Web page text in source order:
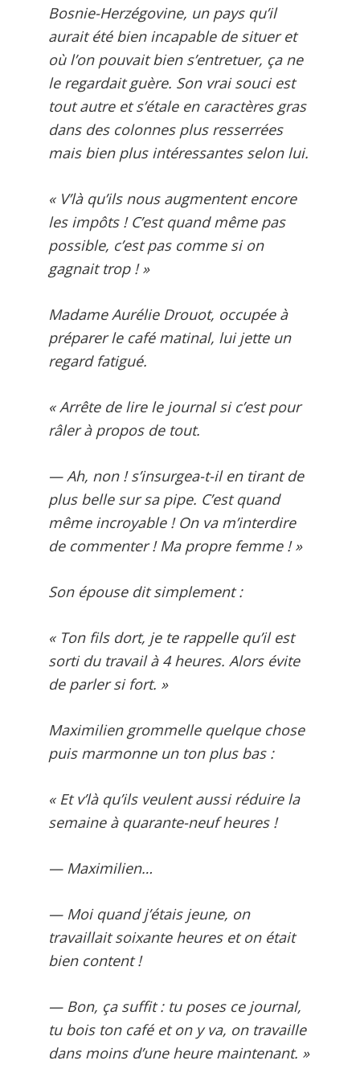
Bosnie-Herzégovine, un pays qu’il
aurait été bien incapable de situer et
où l’on pouvait bien s’entretuer, ça ne
le regardait guère. Son vrai souci est
tout autre et s’étale en caractères gras
dans des colonnes plus resserrées
mais bien plus intéressantes selon lui.
« V’là qu’ils nous augmentent encore
les impôts ! C’est quand même pas
possible, c’est pas comme si on
gagnait trop ! »
Madame Aurélie Drouot, occupée à
préparer le café matinal, lui jette un
regard fatigué.
« Arrête de lire le journal si c’est pour
râler à propos de tout.
— Ah, non ! s’insurgea-t-il en tirant de
plus belle sur sa pipe. C’est quand
même incroyable ! On va m’interdire
de commenter ! Ma propre femme ! »
Son épouse dit simplement :
« Ton fils dort, je te rappelle qu’il est
sorti du travail à 4 heures. Alors évite
de parler si fort. »
Maximilien grommelle quelque chose
puis marmonne un ton plus bas :
« Et v’là qu’ils veulent aussi réduire la
semaine à quarante-neuf heures !
— Maximilien…
— Moi quand j’étais jeune, on
travaillait soixante heures et on était
bien content !
— Bon, ça suffit : tu poses ce journal,
tu bois ton café et on y va, on travaille
dans moins d’une heure maintenant. »